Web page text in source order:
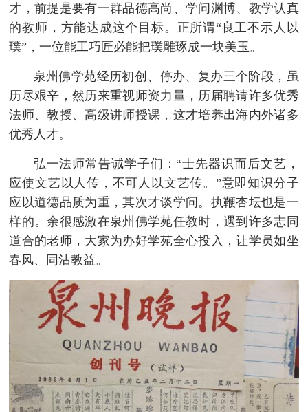
才，前提是要有一群品德高尚、学问渊博、教学认真
的教师，方能达成这个目标。正所谓“良工不示人以
璞”，一位能工巧匠必能把璞雕琢成一块美玉。
泉州佛学苑经历初创、停办、复办三个阶段，虽
历尽艰辛，然历来重视师资力量，历届聘请许多优秀
法师、教授、高级讲师授课，这才培养出海内外诸多
优秀人才。
弘一法师常告诫学子们：“士先器识而后文艺，
应使文艺以人传，不可人以文艺传。”意即知识分子
应以道德品质为重，其次才谈学问。执鞭杏坛也是一
样的。余很感激在泉州佛学苑任教时，遇到许多志同
道合的老师，大家为办好学苑全心投入，让学员如坐
春风、同沾教益。